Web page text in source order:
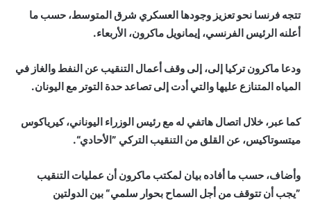
إلكترونيا
تتجه فرنسا نحو تعزيز وجودها العسكري شرق المتوسط، حسب ما
أعلنه الرئيس الفرنسي، إيمانويل ماكرون، الأربعاء.
ودعا ماكرون تركيا إلى، إلى وقف أعمال التنقيب عن النفط والغاز في
المياه المتنازع عليها والتي أدت إلى تصاعد حدة التوتر مع اليونان.
كما عبر، خلال اتصال هاتفي له مع رئيس الوزراء اليوناني، كيرياكوس
ميتسوتاكيس، عن القلق من التنقيب التركي ”الأحادي“.
وأضاف، حسب ما أفاده بيان لمكتب ماكرون أن عمليات التنقيب
”يجب أن تتوقف من أجل السماح بحوار سلمي“ بين الدولتين